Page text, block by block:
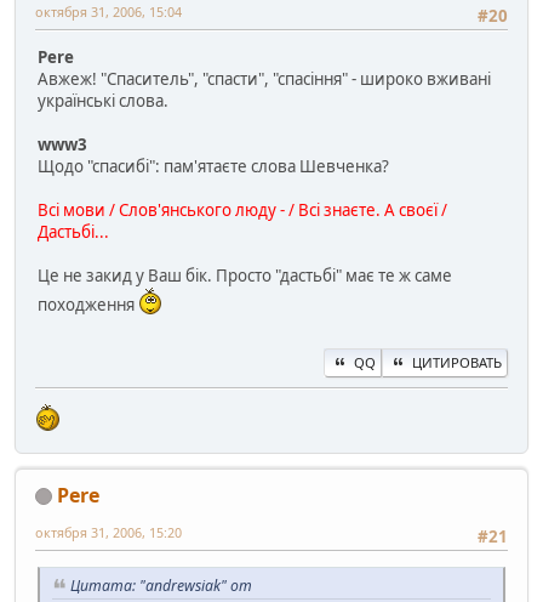
#20
октября 31, 2006, 15:04
Pere
Авжеж! "Спаситель", "спасти", "спасіння" - широко вживані
українські слова.
www3
Щодо "спасибі": пам'ятаєте слова Шевченка?
Всі мови / Слов'янського люду - / Всі знаєте. А своєї /
Дастьбі...
Це не закид у Ваш бік. Просто "дастьбі" має те ж саме
походження
QQ ЦИТИРОВАТЬ
Pere
#21
октября 31, 2006, 15:20
Цитата: "andrewsiak" от